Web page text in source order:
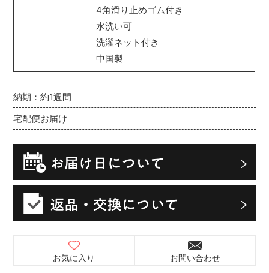
納期：約1週間
宅配便お届け
お気に入り お問い合わせ
4角滑り止めゴム付き
水洗い可
洗濯ネット付き
中国製